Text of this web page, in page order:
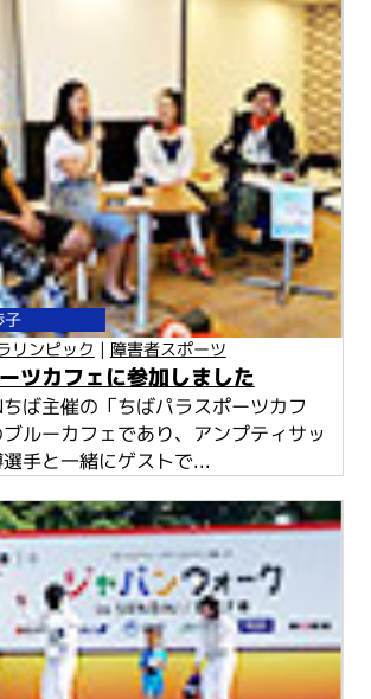
子
リンピック | 障害者スポーツ
ツカフェに参加しました
ば主催の「ちばパラスポーツカフ
ルーカフェであり、アンプティサッ
手と一緒にゲストで...